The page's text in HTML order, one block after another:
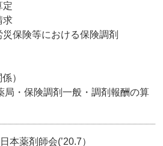
求
保険等における保険調剤
）
・保険調剤一般・調剤報酬の算
本薬剤師会(’20.7）